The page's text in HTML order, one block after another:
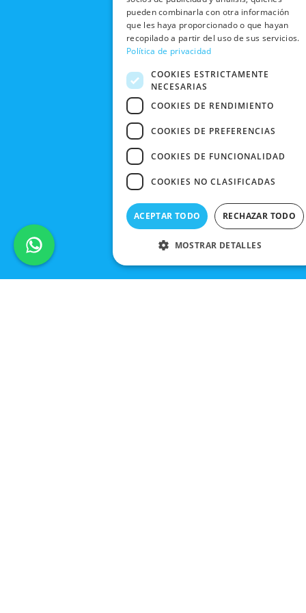
BLACK
FRIDAY
CONTACTO
pueden combinarla con otra información
que les haya proporcionado o que hayan
recopilado a partir del uso de sus servicios.
Política de privacidad
COOKIES ESTRICTAMENTE
NECESARIAS
COOKIES DE RENDIMIENTO
COOKIES DE PREFERENCIAS
COOKIES DE FUNCIONALIDAD
COOKIES NO CLASIFICADAS
ACEPTAR TODO RECHAZAR TODO
MOSTRAR DETALLES